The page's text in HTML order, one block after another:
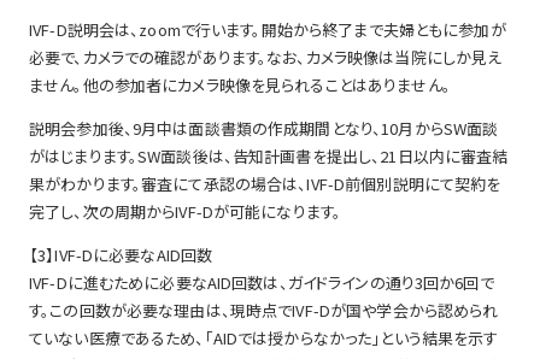
IVF-D説明会は、zoomで行います。開始から終了まで夫婦ともに参加が
必要で、カメラでの確認があります。なお、カメラ映像は当院にしか見え
ません。他の参加者にカメラ映像を見られることはありません。
説明会参加後、9月中は面談書類の作成期間となり、10月からSW面談
がはじまります。SW面談後は、告知計画書を提出し、21日以内に審査結
果がわかります。審査にて承認の場合は、IVF-D前個別説明にて契約を
完了し、次の周期からIVF-Dが可能になります。
【3】IVF-Dに必要なAID回数
IVF-Dに進むために必要なAID回数は、ガイドラインの通り3回か6回で
す。この回数が必要な理由は、現時点でIVF-Dが国や学会から認められ
ていない医療であるため、「AIDでは授からなかった」という結果を示す